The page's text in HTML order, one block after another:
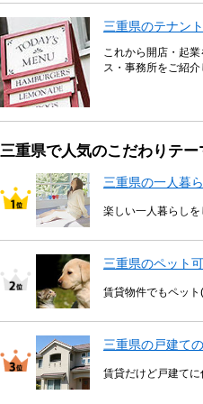
三重県のテナン
これから開店・起
ス・事務所をご紹
三重県で人気のこだわりテ
三重県の一人暮
楽しい一人暮らし
三重県のペット
賃貸物件でもペット
三重県の戸建て
賃貸だけど戸建てに